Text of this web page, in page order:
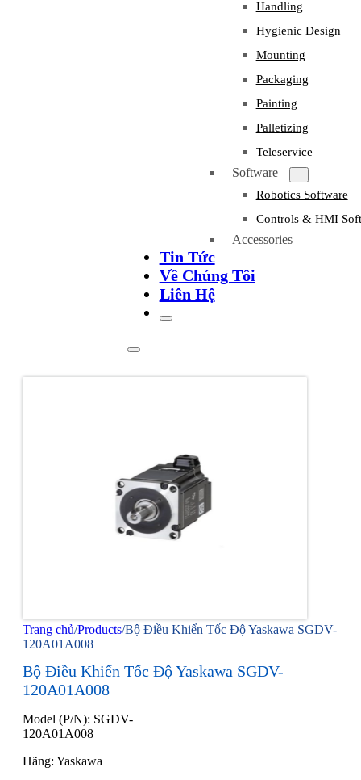
Handling
Hygienic Design
Mounting
Packaging
Painting
Palletizing
Teleservice
Software
Robotics Software
Controls & HMI
Accessories
Tin Tức
Về Chúng Tôi
Liên Hệ
Trang chủ/Products/Bộ Điều Khiển Tốc Độ Yaskawa SGDV-
120A01A008
Bộ Điều Khiển Tốc Độ Yaskawa SGDV-
120A01A008
Model (P/N): SGDV-
120A01A008
Hãng: Yaskawa